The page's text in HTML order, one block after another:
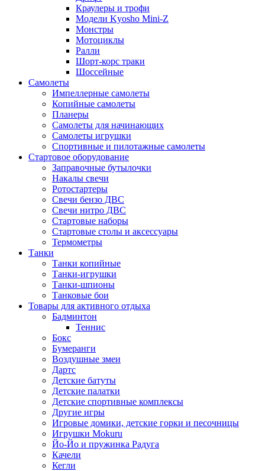
Краулеры и трофи
Модели Kyosho Mini-Z
Монстры
Мотоциклы
Ралли
Шорт-корс траки
Шоссейные
Самолеты
Импеллерные самолеты
Копийные самолеты
Планеры
Самолеты для начинающих
Самолеты игрушки
Спортивные и пилотажные самолеты
Стартовое оборудование
Заправочные бутылочки
Накалы свечи
Ротостартеры
Свечи бензо ДВС
Свечи нитро ДВС
Стартовые наборы
Стартовые столы и аксессуары
Термометры
Танки
Танки копийные
Танки-игрушки
Танки-шпионы
Танковые бои
Товары для активного отдыха
Бадминтон
Теннис
Бокс
Бумеранги
Воздушные змеи
Дартс
Детские батуты
Детские палатки
Детские спортивные комплексы
Другие игры
Игровые домики, детские горки и песочницы
Игрушки Mokuru
Йо-Йо и пружинка Радуга
Качели
Кегли